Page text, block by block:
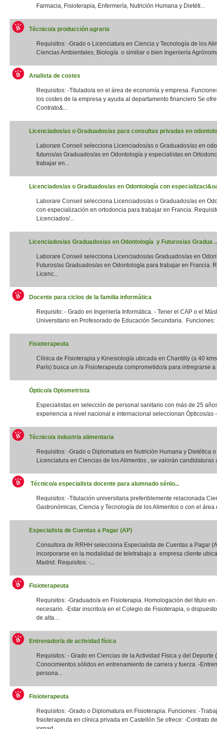
Farmacia, Fisioterapia, Enfermería, Nutrición Humana y Dietéti...
Técnico/a producción agraria
Requisitos: -Grado o Licenciatura en Ciencia y Tecnología de los
Ciencias Ambientales, Biología o similiar o bien Ingeniería
Analista de costes
Requisitos: -Titulado/a en el área de economía y empresa.
los costes de la empresa y ayuda al departamento financiero Se
Contrato&...
Licenciados/as o Graduados/as para consultas privadas en
Laborare Conseil selecciona Licenciados/as o Graduados/as en
futuros/as Graduados/as en Odontología y especialistas en
trabajar en...
Licenciados/as o Graduados/as en Odontología con
Laborare Conseil selecciona Licenciados/as o Graduados/as en
con especialización en ortodoncia para trabajar en Francia.
Licenciados/...
Licenciados/as Graduados/as en Odontología y Futuros/as Gradua
Laborare Conseil selecciona Licenciados/as Graduados/as en
Futuros/as Graduados/as en Odontología para trabajar en Francia.
Licenc...
Docente para ciclos de la familia informática
Requisito: - Grado en Ingeniería Informática. - Tener el CAP o el
Universitario en Profesorado de Educación Secundaria. Funciones:
Fisioterapeuta
Clínica de Fisioterapia y Kinesiología ubicada en Chantilly (a 40
París) busca un /a Fisioterapeuta comprometido/a para intregrarse a
Óptico/a Optometrista
Especialistas en selección de personal sanitario con más de 25
experiencia a nivel nacional e internacional seleccionan Ópticos/as
Técnico/a industria alimentaria
Requisitos: -Grado o Diplomatura en Nutrición Humana y Dietética
Licenciatura en Ciencias de los Alimentos , se valorán candidaturas
Técnico/a especialista docente para alumnado sénio...
Requisitos: -Titulación universitaria preferiblemente relacionada
Gastronómicas, Ciencia y Tecnología de los Alimentos o con el área
Especialista de Cuentas a Pagar (AP)
Consultora de RRHH selecciona Especialista de Cuentas a Pagar
incorporarse en la modalidad de teletrabajo a empresa cliente
Madrid. Requisitos: -...
Fisioterapeuta
Requisitos: -Graduado/a en Fisioterapia. Homologación del título en
necesario. -Estar inscrito/a en el Colegio de Fisioterapia, o
de alta....
Entrenador/a de actividad física
Requisitos: - Grado en Ciencias de la Actividad Física y del Deporte
Conocimientos sólidos en entrenamiento de carrera y fuerza. -
persona...
Fisioterapeuta
Requisitos: -Grado o Diplomatura en Fisioterapia. Funciones: -
fisioterapeuta en clínica privada en Castellón Se ofrece: -Contrato